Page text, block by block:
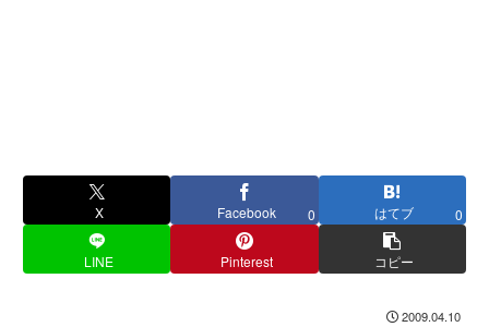
X Facebook 0 はてブ 0
LINE Pinterest コピー
2009.04.10